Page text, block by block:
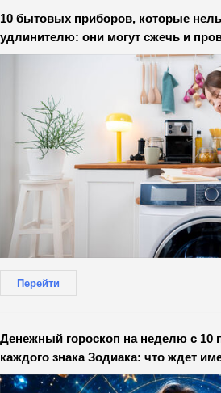
10 бытовых приборов, которые
удлинителю: они могут сжечь и
Перейти
Денежный гороскоп на неделю с 10
каждого знака Зодиака: что ждет